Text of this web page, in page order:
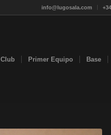
info@lugosala.com
Primer Equipo Base